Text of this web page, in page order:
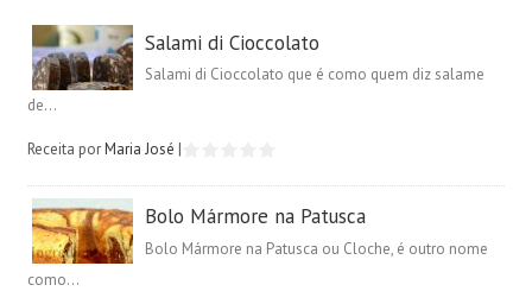
Salami di Cioccolato
Salami di Cioccolato que é como quem diz salame
de...
Receita porMaria José |
Bolo Mármore na Patusca
Bolo Mármore na Patusca ou Cloche, é outro nome
como...